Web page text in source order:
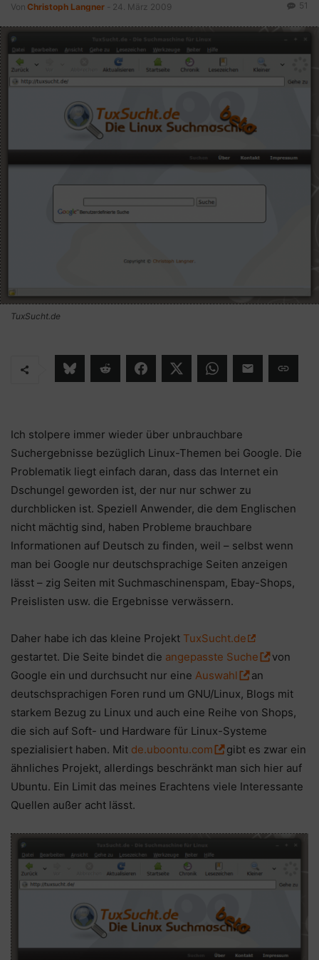
Von Christoph Langner 24. März 2009 51
TuxSucht.de
Ich stolpere immer wieder über unbrauchbare
Suchergebnisse bezüglich Linux-Themen bei Google. Die
Problematik liegt einfach daran, dass das Internet ein
Dschungel geworden ist, der nur nur schwer zu
durchblicken ist. Speziell Anwender, die dem Englischen
nicht mächtig sind, haben Probleme brauchbare
Informationen auf Deutsch zu finden, weil – selbst wenn
man bei Google nur deutschsprachige Seiten anzeigen
lässt – zig Seiten mit Suchmaschinenspam, Ebay-Shops,
Preislisten usw. die Ergebnisse verwässern.
Daher habe ich das kleine Projekt TuxSucht.de
gestartet. Die Seite bindet die angepasste Suche
von
Google ein und durchsucht nur eine Auswahl
an
deutschsprachigen Foren rund um GNU/Linux, Blogs mit
starkem Bezug zu Linux und auch eine Reihe von Shops,
die sich auf Soft- und Hardware für Linux-Systeme
spezialisiert haben. Mit de.uboontu.com
gibt es zwar ein
ähnliches Projekt, allerdings beschränkt man sich hier auf
Ubuntu. Ein Limit das meines Erachtens viele Interessante
Quellen außer acht lässt.